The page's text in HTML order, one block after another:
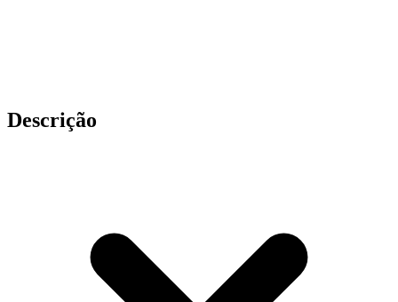
Descrição